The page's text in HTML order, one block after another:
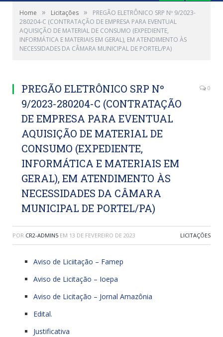
Home » Licitações »
PREGÃO ELETRÔNICO SRP Nº 9/2023-
280204-C (CONTRATAÇÃO DE EMPRESA PARA EVENTUAL
AQUISIÇÃO DE MATERIAL DE CONSUMO (EXPEDIENTE,
INFORMÁTICA E MATERIAIS EM GERAL), EM ATENDIMENTO ÀS
NECESSIDADES DA CÂMARA MUNICIPAL DE PORTEL/PA)
PREGÃO ELETRÔNICO SRP Nº
9/2023-280204-C (CONTRATAÇÃO
DE EMPRESA PARA EVENTUAL
AQUISIÇÃO DE MATERIAL DE
CONSUMO (EXPEDIENTE,
INFORMÁTICA E MATERIAIS EM
GERAL), EM ATENDIMENTO ÀS
NECESSIDADES DA CÂMARA
MUNICIPAL DE PORTEL/PA)
0
POR CR2-ADMIN5 EM 13 DE FEVEREIRO DE 2023 LICITAÇÕES
Aviso de Liciitação – Famep
Aviso de Licitação – Ioepa
Aviso de Licitação – Jornal Amazônia
Edital.
Justificativa